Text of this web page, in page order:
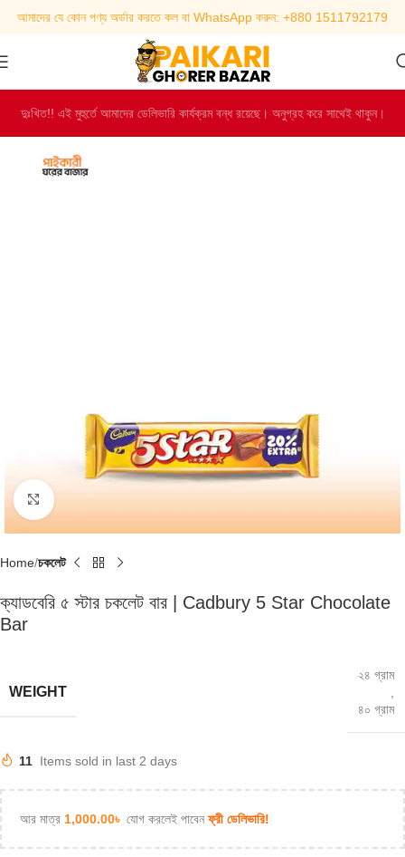
আমাদের যে কোন পণ্য অর্ডার করতে কল বা WhatsApp করুন: +880 1511792179
দুঃখিত!! এই মুহুর্তে আমাদের ডেলিভারি কার্যক্রম বন্ধ রয়েছে। অনুগ্রহ করে সাথেই থাকুন।
Click to enlarge
Home চকলেট
ক্যাডবেরি ৫ স্টার চকলেট বার | Cadbury 5 Star Chocolate
Bar
WEIGHT
২৪ গ্রাম
৪০ গ্রাম
11 Items sold in last 2 days
আর মাত্র 1,000.00৳ যোগ করলেই পাবেনফ্রী ডেলিভারি!